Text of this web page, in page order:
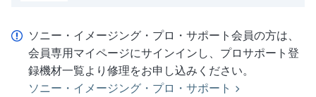
ソニー・イメージング・プロ・サポート会員の方は、
会員専用マイページにサインインし、プロサポート登
録機材一覧より修理をお申し込みください。
ソニー・イメージング・プロ・サポート